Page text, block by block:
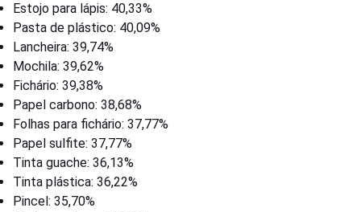
Estojo para lápis: 40,33%
Pasta de plástico: 40,09%
Lancheira: 39,74%
Mochila: 39,62%
Fichário: 39,38%
Papel carbono: 38,68%
Folhas para fichário: 37,77%
Papel sulfite: 37,77%
Tinta guache: 36,13%
Tinta plástica: 36,22%
Pincel: 35,70%